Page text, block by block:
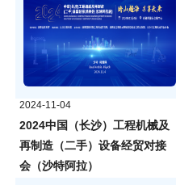
2024-11-04
2024中国（长沙）工程机械及
再制造（二手）设备经贸对接
会（沙特阿拉）